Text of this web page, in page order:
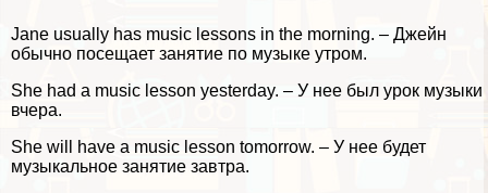
Jane usually has music lessons in the morning. – Джейн
обычно посещает занятие по музыке утром.
She had a music lesson yesterday. – У нее был урок музыки
вчера.
She will have a music lesson tomorrow. – У нее будет
музыкальное занятие завтра.